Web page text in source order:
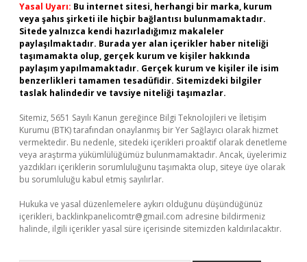
Yasal Uyarı: Bu internet sitesi, herhangi bir marka, kurum
veya şahıs şirketi ile hiçbir bağlantısı bulunmamaktadır.
Sitede yalnızca kendi hazırladığımız makaleler
paylaşılmaktadır. Burada yer alan içerikler haber niteliği
taşımamakta olup, gerçek kurum ve kişiler hakkında
paylaşım yapılmamaktadır. Gerçek kurum ve kişiler ile isim
benzerlikleri tamamen tesadüfidir. Sitemizdeki bilgiler
taslak halindedir ve tavsiye niteliği taşımazlar.
Sitemiz, 5651 Sayılı Kanun gereğince Bilgi Teknolojileri ve İletişim
Kurumu (BTK) tarafından onaylanmış bir Yer Sağlayıcı olarak hizmet
vermektedir. Bu nedenle, sitedeki içerikleri proaktif olarak denetleme
veya araştırma yükümlülüğümüz bulunmamaktadır. Ancak, üyelerimiz
yazdıkları içeriklerin sorumluluğunu taşımakta olup, siteye üye olarak
bu sorumluluğu kabul etmiş sayılırlar.
Hukuka ve yasal düzenlemelere aykırı olduğunu düşündüğünüz
içerikleri, backlinkpanelicomtr@gmail.com adresine bildirmeniz
halinde, ilgili içerikler yasal süre içerisinde sitemizden kaldırılacaktır.